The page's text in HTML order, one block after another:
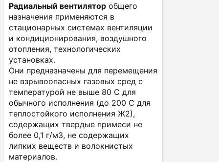
Радиальный вентилятор общего
назначения применяются в
стационарных системах вентиляции
и кондиционирования, воздушного
отопления, технологических
установках.
Они предназначены для перемещения
не взрывоопасных газовых сред с
температурой не выше 80 С для
обычного исполнения (до 200 С для
теплостойкого исполнения Ж2),
содержащих твердые примеси не
более 0,1 г/м3, не содержащих
липких веществ и волокнистых
материалов.